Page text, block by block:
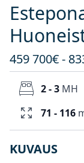
459 700€ -
2 - 3 MH
71 - 116
KUVAUS